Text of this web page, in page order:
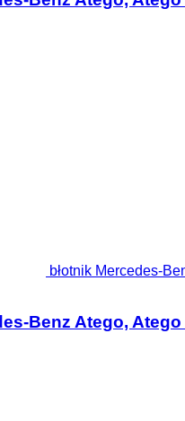
błotnik Mercedes-
Benz Atego, Atego